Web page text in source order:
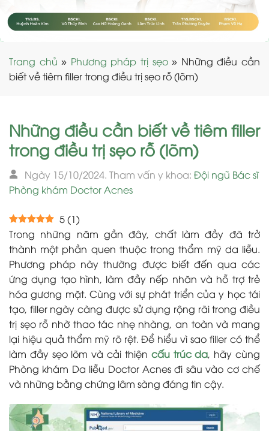
Trang chủ » Phương pháp trị sẹo» Những điều cần
biết về tiêm filler trong điều trị sẹo rỗ (lõm)
Những điều cần biết về tiêm filler
trong điều trị sẹo rỗ (lõm)
Ngày 15/10/2024. Tham vấn y khoa: Đội ngũ Bác sĩ
Phòng khám Doctor Acnes
5(1)
Trong những năm gần đây, chất làm đầy đã trở
thành một phần quen thuộc trong thẩm mỹ da liễu.
Phương pháp này thường được biết đến qua các
ứng dụng tạo hình, làm đầy nếp nhăn và hỗ trợ trẻ
hóa gương mặt. Cùng với sự phát triển của y học tái
tạo, filler ngày càng được sử dụng rộng rãi trong điều
trị sẹo rỗ nhờ thao tác nhẹ nhàng, an toàn và mang
lại hiệu quả thẩm mỹ rõ rệt. Để hiểu vì sao filler có thể
làm đầy sẹo lõm và cải thiện cấu trúc da, hãy cùng
Phòng khám Da liễu Doctor Acnes đi sâu vào cơ chế
và những bằng chứng lâm sàng đáng tin cậy.